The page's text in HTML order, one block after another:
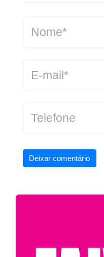
Deixar comentário